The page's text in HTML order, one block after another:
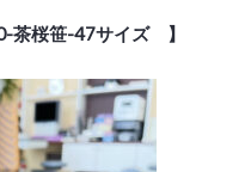
茶桜笹-47サイズ 】